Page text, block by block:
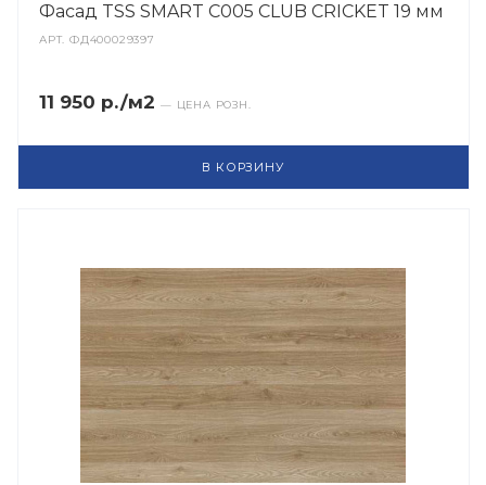
Фасад TSS SMART C005 CLUB CRICKET 19 мм
АРТ.ФД400029397
11 950 р./м2 — ЦЕНА РОЗН.
В КОРЗИНУ